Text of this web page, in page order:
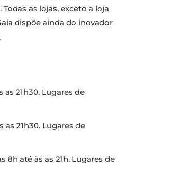
as lojas, exceto a loja
dispõe ainda do inovador
21h30. Lugares de
21h30. Lugares de
8h até às as 21h. Lugares de